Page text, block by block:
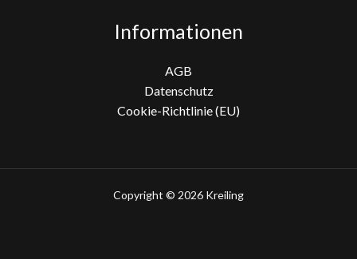
Informationen
AGB
Datenschutz
Cookie-Richtlinie (EU)
Copyright © 2026 Kreiling